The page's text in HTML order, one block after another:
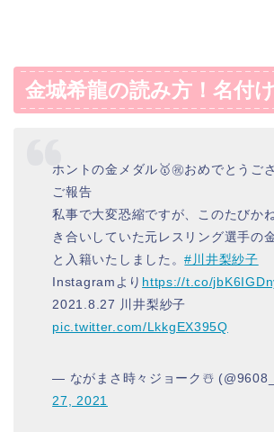
金城希龍の読み方！名付
ホントの金メダル🥇㊗️おめでとうご
ご報告
私事で大変恐縮ですが、このたびか
き合いしていた元レスリング選手の
と入籍いたしました。#川井梨紗子
Instagramより https://t.co/
2021.8.27 川井梨紗子
pic.twitter.com/LkkgEX395Q
— ながまさ時々ジョーク☃️
27, 2021